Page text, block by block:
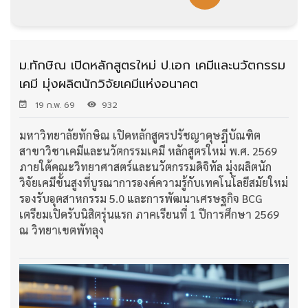
ม.ทักษิณ เปิดหลักสูตรใหม่ ป.เอก เคมีและนวัตกรรม
เคมี มุ่งผลิตนักวิจัยเคมีแห่งอนาคต
19 ก.พ. 69 932
มหาวิทยาลัยทักษิณ เปิดหลักสูตรปรัชญาดุษฎีบัณฑิต
สาขาวิชาเคมีและนวัตกรรมเคมี หลักสูตรใหม่ พ.ศ. 2569
ภายใต้คณะวิทยาศาสตร์และนวัตกรรมดิจิทัล มุ่งผลิตนัก
วิจัยเคมีขั้นสูงที่บูรณาการองค์ความรู้กับเทคโนโลยีสมัยใหม่
รองรับอุตสาหกรรม 5.0 และการพัฒนาเศรษฐกิจ BCG
เตรียมเปิดรับนิสิตรุ่นแรก ภาคเรียนที่ 1 ปีการศึกษา 2569
ณ วิทยาเขตพัทลุง